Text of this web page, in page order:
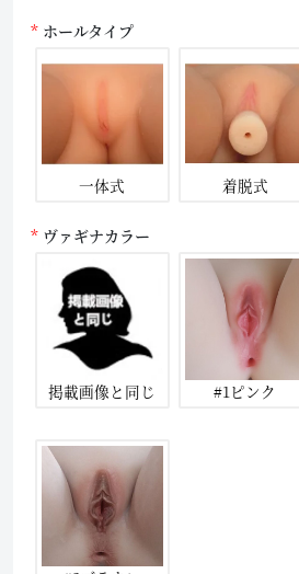
ホールタイプ
一体式 着脱式
ヴァギナカラー
掲載画像と同じ #1ピンク